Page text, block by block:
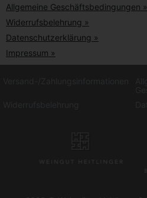
Allgemeine Geschäftsbedingungen »
Widerrufsbelehrung »
Datenschutzerklärung »
Impressum »